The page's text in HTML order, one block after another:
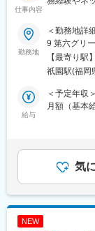
仕事内容
■業務概要
これまでの
ただきます。
PC・ネット
は、専門ス
電話越しで
エンジニア
■具体的な
・歯科医院
・LAN・
勤務地
＜勤務地詳
9 第六グリ
会社の定め
【最寄り駅】
祇園駅(福岡
給与
＜予定年収
月額（基本
ます。月給
気
NEW